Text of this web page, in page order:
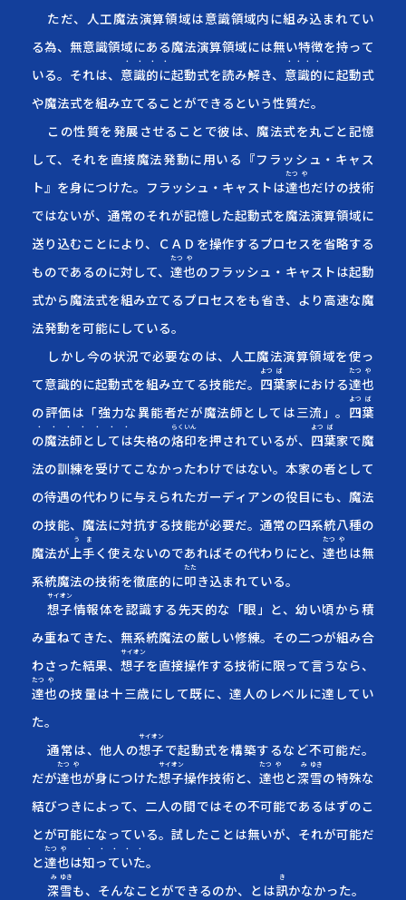
ただ、人工魔法演算領域は意識領域内に組み込まれてい
る為、無意識領域にある魔法演算領域には無い特徴を持って
いる。それは、 意識的に
・・・・
起動式を読み解き、 意識的
・・・・
に起動式
や魔法式を組み立てることができるという性質だ。
この性質を発展させることで彼は、魔法式を丸ごと記憶
して、それを直接魔法発動に用いる『フラッシュ・キャス
ト』を身につけた。フラッシュ・キャストは達
たつ
也
や
だけの技術
ではないが、通常のそれが記憶した起動式を魔法演算領域に
送り込むことにより、ＣＡＤを操作するプロセスを省略する
ものであるのに対して、 達
たつ
也
や
のフラッシュ・キャストは起動
式から魔法式を組み立てるプロセスをも省き、より高速な魔
法発動を可能にしている。
しかし今の状況で必要なのは、人工魔法演算領域を使っ
て意識的に起動式を組み立てる技能だ。 四
よつ
葉
ば
家における達
たつ
也
や
の評価は「強力な異能者だが魔法師としては三流」。 四
よつ
葉
ば
の魔法師としては
・・・・・・・
失格の烙
らく
印
いん
を押されているが、 四
よつ
葉
ば
家で魔
法の訓練を受けてこなかったわけではない。本家の者として
の待遇の代わりに与えられたガーディアンの役目にも、魔法
の技能、魔法に対抗する技能が必要だ。通常の四系統八種の
魔法が上
う
手
ま
く 使えないのであればその代わりにと、 達
たつ
也
や
は無
系統魔法の技術を徹底的に叩
たた
き込まれている。
想子
サイオン
情報体を認識する先天的な「眼」と、幼い頃から積
み重ねてきた、無系統魔法の厳しい修練。その二つが組み合
わさった結果、 想子
サイオン
を直接操作する技術に限って言うなら、
達
たつ
也
や
の技量は十三歳にして既に、達人のレベルに達してい
た。
通常は、他人の想子
サイオン
で起動式を構築するなど不可能だ。
だが達
たつ
也
や
が身につけた想子
サイオン
操作技術と、 達
たつ
也
や
と深
み
雪
ゆき
の特殊な
結びつきによって、二人の間ではその不可能であるはずのこ
とが可能になっている。試したことは無いが、それが可能だ
と達
たつ
也
や
は知っていた
・・・・・
。
深
み
雪
ゆき
も、そんなことができるのか、とは訊
き
かなかった。